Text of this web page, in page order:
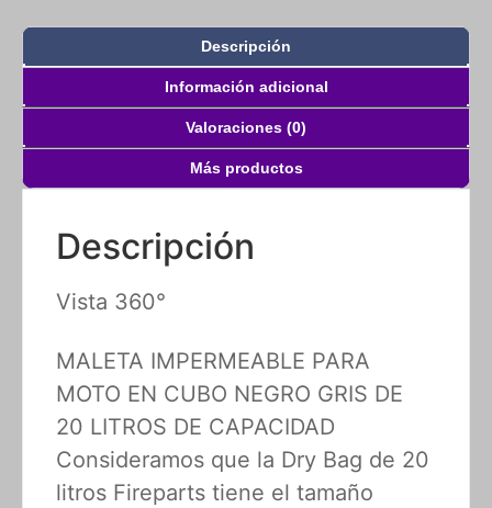
Descripción
Información adicional
Valoraciones (0)
Más productos
Descripción
Vista 360°
MALETA IMPERMEABLE PARA
MOTO EN CUBO NEGRO GRIS DE
20 LITROS DE CAPACIDAD
Consideramos que la Dry Bag de 20
litros Fireparts tiene el tamaño